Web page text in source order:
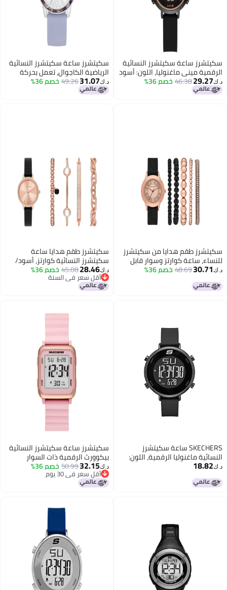
سكيتشرز ساعة سكيتشرز النسائية
الرقمية ميني ماغنوليا، اللون: أسود
(الموديل: SR6256)
د.ك‏29.27
46.38خصم 36%
سكيتشرز ساعة سكيتشرز النسائية
الرياضية الكاجوال، تعمل بحركة
كوارتز تناظرية، مصنوعة من
السيليكون أو الجلد، لون بنفسجي/
د.ك‏31.07
49.26خصم 36%
سكيتشرز طقم هدايا من سكيتشرز
للنساء، ساعة كوارتز وسوار قابل
للتكديس، طقم سوار لامع باللون
الوردي/الأسود، ساعة كوارتز
د.ك‏30.71
48.69خصم 36%
سكيتشرز طقم هدايا ساعة
سكيتشرز النسائية كوارتز، أسود/
ذهبي وردي لؤلؤي
د.ك‏28.46
45.08خصم 36%
أقل سعر في السنة
أقل سعر في السنة
SKECHERS ساعة سكيتشرز
النسائية ماغنوليا الرقمية، اللون:
أسود (الموديل: SR6065)
د.ك‏18.82
سكيتشرز ساعة سكيتشرز النسائية
بيكوورث الرقمية ذات السوار
المغناطيسي، لون وردي فاتح
د.ك‏32.15
50.99خصم 36%
أقل سعر في 30 يوم
أقل سعر في 30 يوم